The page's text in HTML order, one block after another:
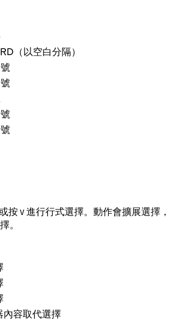
（以空白分隔）
按 V 進行行式選擇。動作會擴展選擇，
。
內容取代選擇